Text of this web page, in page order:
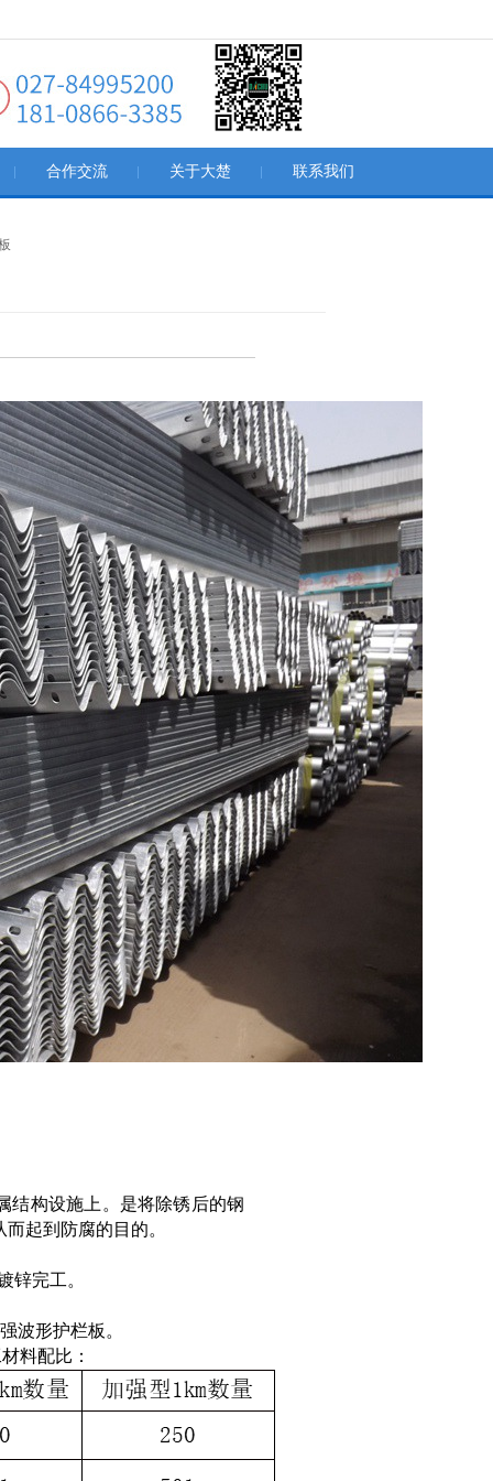
合作交流 关于大楚 联系我们
结构设施上。是将除锈后的钢
起到防腐的目的。
锌完工。
波形护栏板。
料配比：